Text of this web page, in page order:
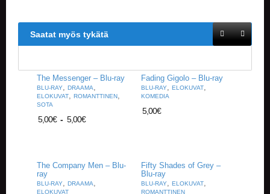
Saatat myös tykätä
The Messenger – Blu-ray
BLU-RAY, DRAAMA,
ELOKUVAT, ROMANTTINEN,
SOTA
5,00€ - 5,00€
Fading Gigolo – Blu-ray
BLU-RAY, ELOKUVAT,
KOMEDIA
5,00€
The Company Men – Blu-
ray
BLU-RAY, DRAAMA,
ELOKUVAT
Fifty Shades of Grey –
Blu-ray
BLU-RAY, ELOKUVAT,
ROMANTTINEN